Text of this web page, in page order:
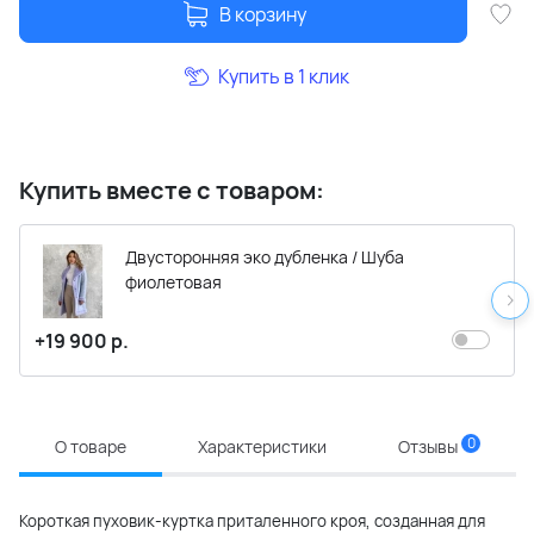
В корзину
Купить в 1 клик
Купить вместе с товаром:
Двусторонняя эко дубленка / Шуба
фиолетовая
+19 900 р.
О товаре Характеристики Отзывы 0
Короткая пуховик-куртка приталенного кроя, созданная для